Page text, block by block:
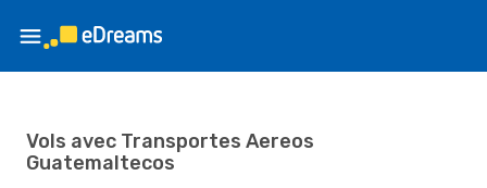
Vols avec Transportes Aereos
Guatemaltecos